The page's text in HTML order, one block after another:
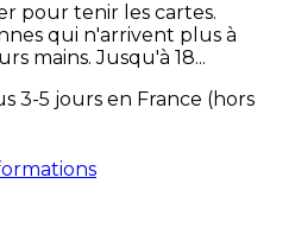
pour tenir les cartes.
qui n'arrivent plus à
mains. Jusqu'à 18...
3-5 jours en France (hors